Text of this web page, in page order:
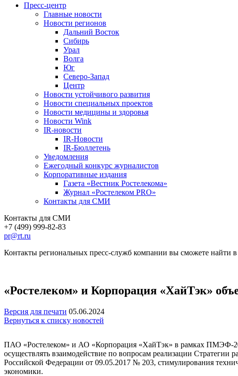
Пресс-центр
Главные новости
Новости регионов
Дальний Восток
Сибирь
Урал
Волга
Юг
Северо-Запад
Центр
Новости устойчивого развития
Новости специальных проектов
Новости медицины и здоровья
Новости Wink
IR-новости
IR-Новости
IR-Бюллетень
Уведомления
Ежегодный конкурс журналистов
Корпоративные издания
Газета «Вестник Ростелекома»
Журнал «Ростелеком PRO»
Контакты для СМИ
Контакты для СМИ
+7 (499) 999-82-83
pr@rt.ru
Контакты региональных пресс-служб компании вы сможете найти
«Ростелеком» и Корпорация «ХайТэк»
Версия для печати 05.06.2024
Вернуться к списку новостей
ПАО «Ростелеком» и АО «Корпорация «ХайТэк» в рамках ПМЭФ-
осуществлять взаимодействие по вопросам реализации
Российской Федерации от 09.05.2017 № 203, стимулирования
экономики.